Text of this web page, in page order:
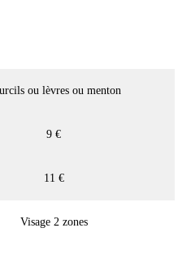
ou lèvres ou menton
9 €
11 €
Visage 2 zones